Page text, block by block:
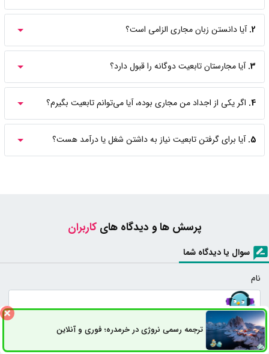
2. آیا دانستن زبان مجاری الزامی است؟
3. آیا مجارستان تابعیت دوگانه را قبول دارد؟
4. اگر یکی از اجداد من مجاری بوده، آیا می‌توانم تابعیت بگیرم؟
5. آیا برای گرفتن تابعیت نیاز به داشتن شغل یا درآمد هست؟
پرسش ها و دیدگاه هایکاربران
سوال یا دیدگاه شما
نام
اختیاری
شماره تماس یا ایمیل
ترجمه رسمی نروژی در خرمدره؛ فوری و آنلاینثبت سفارش راه های ارتباطی